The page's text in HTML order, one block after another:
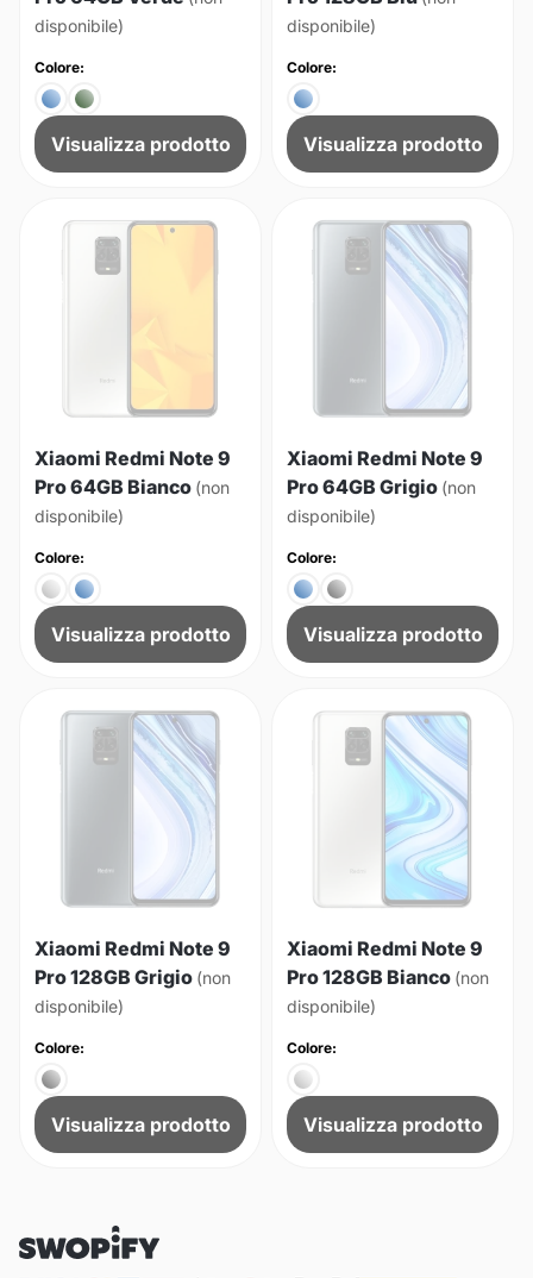
disponibile)
Colore:
Visualizza prodotto
disponibile)
Colore:
Visualizza prodotto
Xiaomi Redmi Note 9
Pro 64GB Bianco (non
disponibile)
Colore:
Visualizza prodotto
Xiaomi Redmi Note 9
Pro 64GB Grigio (non
disponibile)
Colore:
Visualizza prodotto
Xiaomi Redmi Note 9
Pro 128GB Grigio (non
disponibile)
Colore:
Visualizza prodotto
Xiaomi Redmi Note 9
Pro 128GB Bianco (non
disponibile)
Colore:
Visualizza prodotto